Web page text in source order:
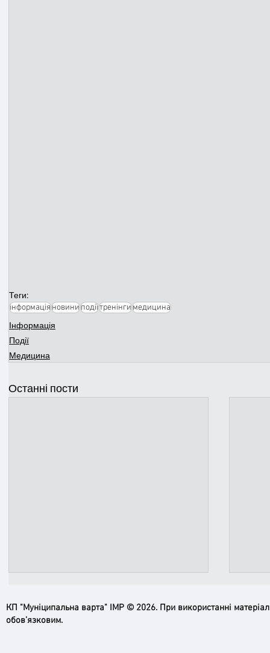
Теги:
інформаціяновиниподіїтренінгимедицина
Інформація
Події
Медицина
Останні пости
КП "Муніципальна варта" ІМР © 2026. При використанні
обов’язковим.